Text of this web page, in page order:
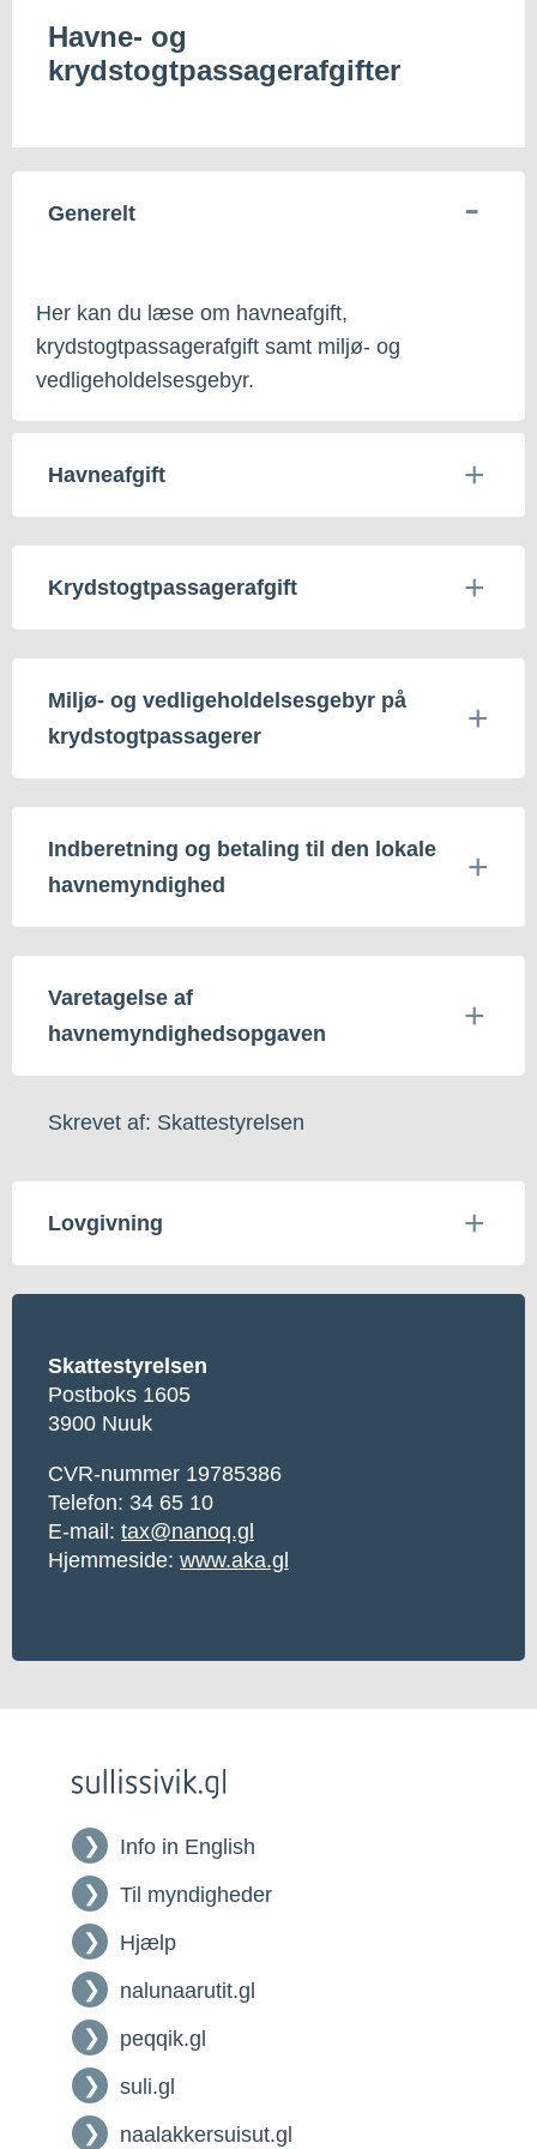
Havne- og
krydstogtpassagerafgifter
Generelt
Her kan du læse om havneafgift,
krydstogtpassagerafgift samt miljø- og
vedligeholdelsesgebyr.
Havneafgift
Krydstogtpassagerafgift
Miljø- og vedligeholdelsesgebyr på
krydstogtpassagerer
Indberetning og betaling til den lokale
havnemyndighed
Varetagelse af
havnemyndighedsopgaven
Skrevet af: Skattestyrelsen
Lovgivning
Skattestyrelsen
Postboks 1605
3900 Nuuk
CVR-nummer 19785386
Telefon: 34 65 10
E-mail: tax@nanoq.gl
Hjemmeside: www.aka.gl
Info in English
Til myndigheder
Hjælp
nalunaarutit.gl
peqqik.gl
suli.gl
naalakkersuisut.gl